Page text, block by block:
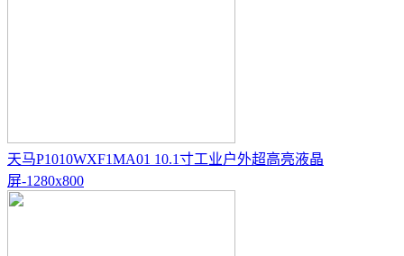
天马P1010WXF1MA01 10.1寸工业户外超高亮液晶
屏-1280x800